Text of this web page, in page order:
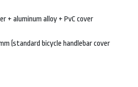
+ aluminum alloy + PvC cover
(standard bicycle handlebar cover